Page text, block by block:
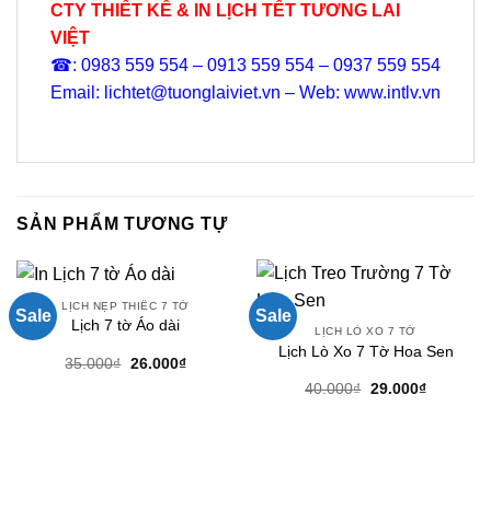
CTY THIẾT KẾ & IN LỊCH TẾT TƯƠNG LAI
VIỆT
☎: 0983 559 554 – 0913 559 554 – 0937 559 554
Email: lichtet@tuonglaiviet.vn – Web: www.intlv.vn
SẢN PHẨM TƯƠNG TỰ
Sale
LỊCH NẸP THIẾC 7 TỜ
Lịch 7 tờ Áo dài
35.000₫ Giá
26.000₫Giá
Sale
LỊCH LÒ XO 7 TỜ
Lịch Lò Xo 7 Tờ Hoa Sen
40.000₫ Giá
29.000₫Giá